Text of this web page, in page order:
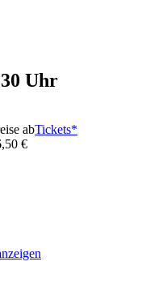
Uhr
ab
€
Tickets*